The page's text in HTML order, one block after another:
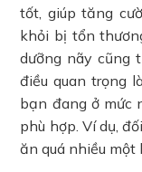
tốt, giúp tăng
khỏi bị tổn
dưỡng nãy cũng
điều quan trọng
bạn đang ở mức
phù hợp. Ví dụ,
ăn quá nhiều một